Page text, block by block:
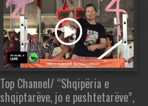
Top Channel/ “Shqipëria e
shqiptarëve, jo e pushtetarëve”,